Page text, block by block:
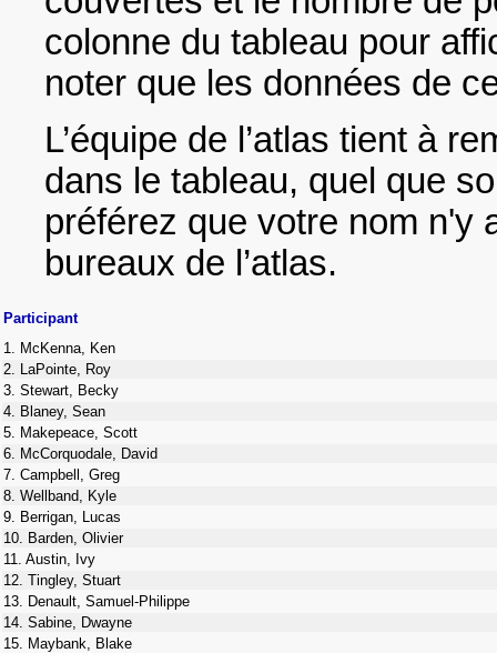
colonne du tableau pour
noter que les données de
L’équipe de l’atlas tient à
dans le tableau, quel que
préférez que votre nom n'y
bureaux de l’atlas.
Participant
1. McKenna, Ken
2. LaPointe, Roy
3. Stewart, Becky
4. Blaney, Sean
5. Makepeace, Scott
6. McCorquodale, David
7. Campbell, Greg
8. Wellband, Kyle
9. Berrigan, Lucas
10. Barden, Olivier
11. Austin, Ivy
12. Tingley, Stuart
13. Denault, Samuel-Philippe
14. Sabine, Dwayne
15. Maybank, Blake